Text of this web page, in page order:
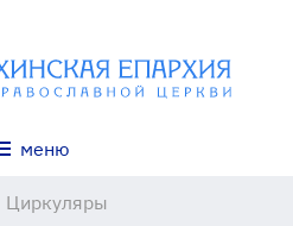
меню
Циркуляры